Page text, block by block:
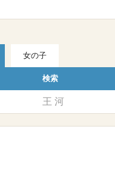
女の子
検索
王 河